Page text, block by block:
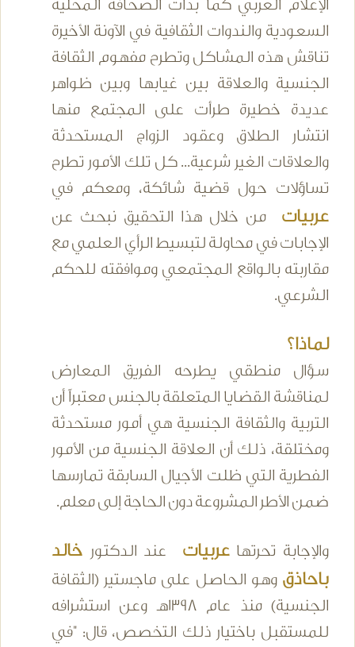
الإعلام العربي كما بدأت الصحافة المحلية
السعودية والندوات الثقافية في الآونة الأخيرة
تناقش هذه المشاكل وتطرح مفهوم الثقافة
الجنسية والعلاقة بين غيابها وبين ظواهر
عديدة خطيرة طرأت على المجتمع منها
انتشار الطلاق وعقود الزواج المستحدثة
والعلاقات الغير شرعية... كل تلك الأمور تطرح
تساؤلات حول قضية شائكة، ومعكم في
عربيات من خلال هذا التحقيق نبحث عن
الإجابات في محاولة لتبسيط الرأي العلمي مع
مقاربته بالواقع المجتمعي وموافقته للحكم
الشرعي.
لماذا؟
سؤال منطقي يطرحه الفريق المعارض
لمناقشة القضايا المتعلقة بالجنس معتبراً أن
التربية والثقافة الجنسية هي أمور مستحدثة
ومختلقة، ذلك أن العلاقة الجنسية من الأمور
الفطرية التي ظلت الأجيال السابقة تمارسها
ضمن الأطر المشروعة دون الحاجة إلى معلم.
والإجابة تحرتهاعربيات عند الدكتور خالد
باحاذق وهو الحاصل على ماجستير (الثقافة
الجنسية) منذ عام 1398هـ وعن استشرافه
للمستقبل باختيار ذلك التخصص، قال: "في